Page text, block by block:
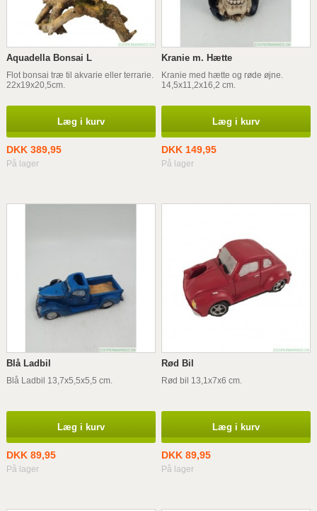
Aquadella Bonsai L
Flot bonsai træ til akvarie eller terrarie.
22x19x20,5cm.
Læg i kurv
DKK 389,95
På lager
Kranie m. Hætte
Kranie med hætte og røde øjne.
14,5x11,2x16,2 cm.
Læg i kurv
DKK 149,95
På lager
Blå Ladbil
Blå Ladbil 13,7x5,5x5,5 cm.
Læg i kurv
DKK 89,95
På lager
Rød Bil
Rød bil 13,1x7x6 cm.
Læg i kurv
DKK 89,95
På lager